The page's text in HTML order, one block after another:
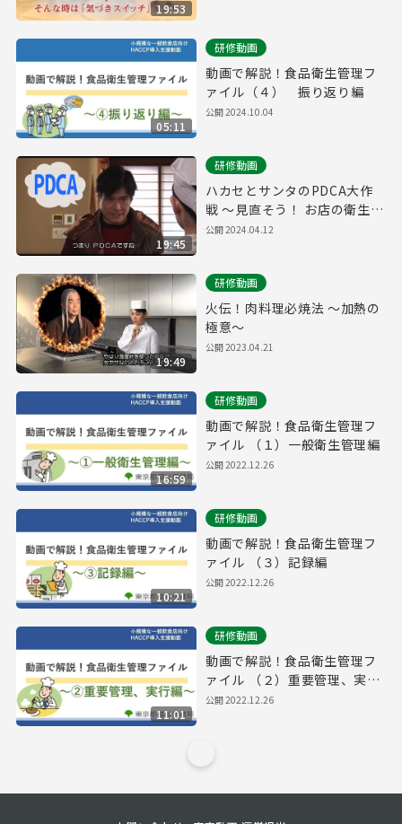
19:53
05:11
研修動画
動画で解説！食品衛生管理フ
ァイル（４） 振り返り編
公開2024.10.04
19:45
研修動画
ハカセとサンタのPDCA大作
戦 ～見直そう！ お店の衛生管
理～
公開2024.04.12
19:49
研修動画
火伝！肉料理必焼法 ～加熱の
極意～
公開2023.04.21
16:59
研修動画
動画で解説！食品衛生管理フ
ァイル （１）一般衛生管理編
公開2022.12.26
10:21
研修動画
動画で解説！食品衛生管理フ
ァイル （３）記録編
公開2022.12.26
11:01
研修動画
動画で解説！食品衛生管理フ
ァイル （２）重要管理、実行
編
公開2022.12.26